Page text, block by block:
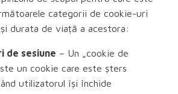
categorii de cookie-uri
durata de viață a acestora:
de sesiune – Un „cookie de
un cookie care este șters
utilizatorul își închide